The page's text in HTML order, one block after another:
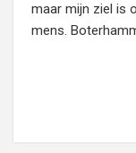
maar mijn ziel is
mens.